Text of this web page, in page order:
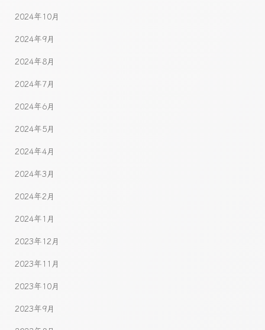
2024年10月
2024年9月
2024年8月
2024年7月
2024年6月
2024年5月
2024年4月
2024年3月
2024年2月
2024年1月
2023年12月
2023年11月
2023年10月
2023年9月